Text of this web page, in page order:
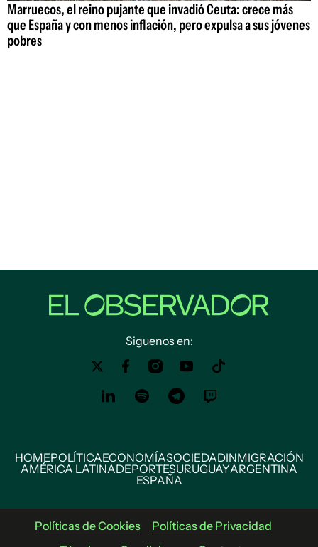
Marruecos, el reino pujante que invadió Ceuta: crece más
que España y con menos inflación, pero expulsa a sus jóvenes
pobres
Siguenos en:
HOMEPOLÍTICAECONOMÍASOCIEDADINMIGRACIÓN
AMÉRICA LATINADEPORTESURUGUAYARGENTINA
ESPAÑA
Políticas de Cookies
Políticas de Privacidad